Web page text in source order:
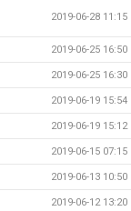
2019-06-28 11:15
2019-06-25 16:50
2019-06-25 16:30
2019-06-19 15:54
2019-06-19 15:12
2019-06-15 07:15
2019-06-13 10:50
2019-06-12 13:20